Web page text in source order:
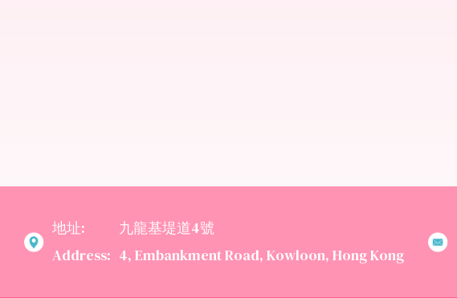
地址:
Address:
九龍基堤道4號
4, Embankment Road, Kowloon, Hong Kong